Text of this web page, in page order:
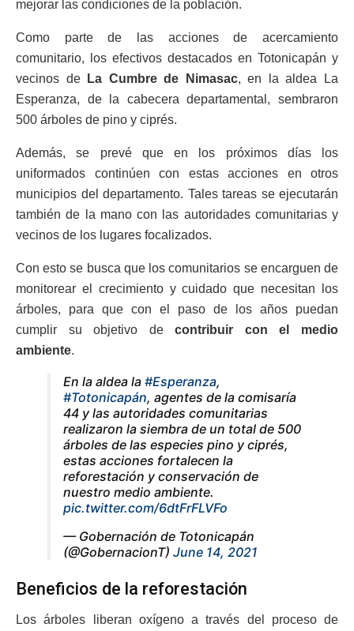
mejorar las condiciones de la población.
Como parte de las acciones de acercamiento
comunitario, los efectivos destacados en Totonicapán y
vecinos de
La Cumbre de Nimasac, en la aldea La
Esperanza, de la cabecera departamental, sembraron
500 árboles de pino y ciprés.
Además, se prevé que en los próximos días los
uniformados continúen con estas acciones en otros
municipios del departamento. Tales tareas se ejecutarán
también de la mano con las autoridades comunitarias y
vecinos de los lugares focalizados.
Con esto se busca que los comunitarios se encarguen de
monitorear el crecimiento y cuidado que necesitan los
árboles, para que con el paso de los años puedan
cumplir su objetivo decontribuir con el medio
ambiente.
En la aldea la #Esperanza,
#Totonicapán, agentes de la comisaría
44 y las autoridades comunitarias
realizaron la siembra de un total de 500
árboles de las especies pino y ciprés,
estas acciones fortalecen la
reforestación y conservación de
nuestro medio ambiente.
pic.twitter.com/6dtFrFLVFo
— Gobernación de Totonicapán
(@GobernacionT) June 14, 2021
Beneficios de la reforestación
Los árboles liberan oxígeno a través del proceso de